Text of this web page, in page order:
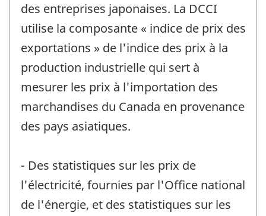
des entreprises japonaises. La DCCI
utilise la composante « indice de prix des
exportations » de l'indice des prix à la
production industrielle qui sert à
mesurer les prix à l'importation des
marchandises du Canada en provenance
des pays asiatiques.
- Des statistiques sur les prix de
l'électricité, fournies par l'Office national
de l'énergie, et des statistiques sur les